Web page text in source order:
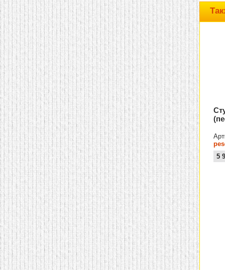
домашнем использовании.
Эта мебель имеет
некоторые преимущества
перед той же стенкой для
гостиной, к примеру,
поскольку она более
легкая и не загромождает
пространство. В спальне
этот предмет можно
поставить у изголовья
кровати, чтобы заполнить
пустующее там
место.
Также стеллажи
очень часто используют в
качестве разграничителей
комнаты, например, на
рабочую зону и
пространство для отдыха.
Особенно это актуально
для однокомнатных
квартир.
5